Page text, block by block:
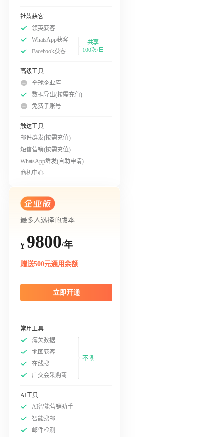
社媒获客
领英获客
WhatsApp获客
Facebook获客
共享
100次/日
高级工具
全球企业库
数据导出(按需充值)
免费子账号
触达工具
邮件群发(按需充值)
短信营销(按需充值)
WhatsApp群发(自助申请)
商机中心
最多人选择的版本
¥ 9800/年
赠送500元通用余额
立即开通
常用工具
海关数据
地图获客
在线搜
广交会采购商
不限
AI工具
AI智能营销助手
智能搜邮
邮件检测